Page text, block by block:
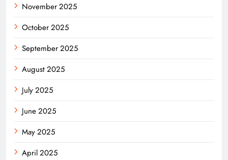
November 2025
October 2025
September 2025
August 2025
July 2025
June 2025
May 2025
April 2025